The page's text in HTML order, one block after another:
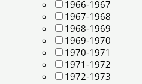
1966-1967
1967-1968
1968-1969
1969-1970
1970-1971
1971-1972
1972-1973